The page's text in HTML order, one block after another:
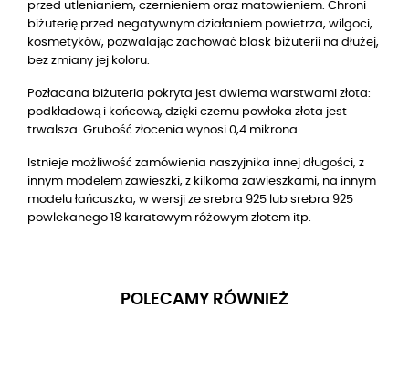
przed utlenianiem, czernieniem oraz matowieniem. Chroni
biżuterię przed negatywnym działaniem powietrza, wilgoci,
kosmetyków, pozwalając zachować blask biżuterii na dłużej,
bez zmiany jej koloru.
Pozłacana biżuteria pokryta jest dwiema warstwami złota:
podkładową i końcową, dzięki czemu powłoka złota jest
trwalsza. Grubość złocenia wynosi 0,4 mikrona.
Istnieje możliwość zamówienia naszyjnika innej długości, z
innym modelem zawieszki, z kilkoma zawieszkami, na innym
modelu łańcuszka, w wersji ze srebra 925 lub srebra 925
powlekanego 18 karatowym różowym złotem itp.
POLECAMY RÓWNIEŻ